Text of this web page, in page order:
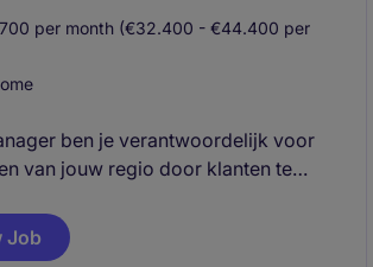
per month (€32.400 - €44.400 per
ben je verantwoordelijk voor
van jouw regio door klanten te
oplossingen. Je combineert
met klantgericht werken en bent
Job